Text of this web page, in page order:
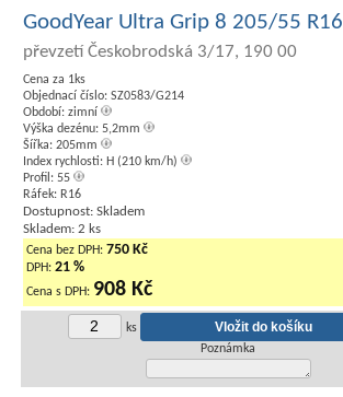
GoodYear Ultra Grip 8 205/55 R16
převzetí Českobrodská 3/17, 190 00
Cena za 1ks
Objednací číslo: SZ0583/G214
Období: zimní
Výška dezénu: 5,2mm
Šířka: 205mm
Index rychlosti: H (210 km/h)
Profil: 55
Ráfek: R16
Dostupnost: Skladem
Skladem: 2 ks
Cena bez DPH: 750 Kč
DPH: 21 %
Cena s DPH: 908 Kč
ks
Poznámka